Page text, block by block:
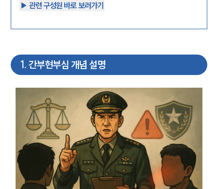
▶︎ 관련 구성원 바로 보러가기
1. 간부현부심 개념 설명